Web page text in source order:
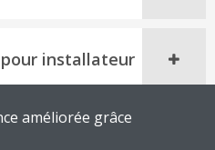
installateur
améliorée grâce